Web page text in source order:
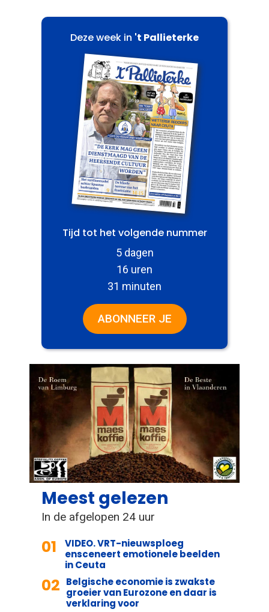
Deze week in 't Pallieterke
Tijd tot het volgende nummer
5 dagen
16 uren
31 minuten
ABONNEER JE
Meest gelezen
In de afgelopen 24 uur
01
VIDEO. VRT-nieuwsploeg
ensceneert emotionele beelden
in Ceuta
02 Belgische economie is zwakste
groeier van Eurozone en daar is
verklaring voor